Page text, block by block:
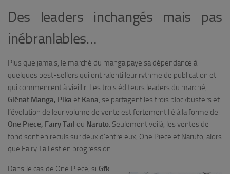
Des leaders inchangés mais pas
inébranlables…
Plus que jamais, le marché du manga paye sa dépendance à
quelques best-sellers qui ont ralenti leur rythme de publication et
qui commencent à vieillir. Les trois éditeurs leaders du marché,
Glénat Manga, Pika et Kana, se partagent les trois blockbusters et
l’évolution de leur volume de vente est fortement lié à la forme de
One Piece, Fairy Tail ou Naruto. Seulement voilà, les ventes de
fond sont en reculs sur deux d’entre eux, One Piece et Naruto, alors
que Fairy Tail est en progression.
Dans le cas de One Piece, si Gfk